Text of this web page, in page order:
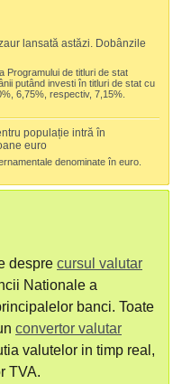
lansată astăzi. Dobânzile
Programului de titluri de stat
putând investi în titluri de stat cu
6,75%, respectiv, 7,15%.
populație intră în
euro
denominate în euro.
despre cursul valutar
Nationale a
banci. Toate
convertor valutar
valutelor in timp real,
TVA.